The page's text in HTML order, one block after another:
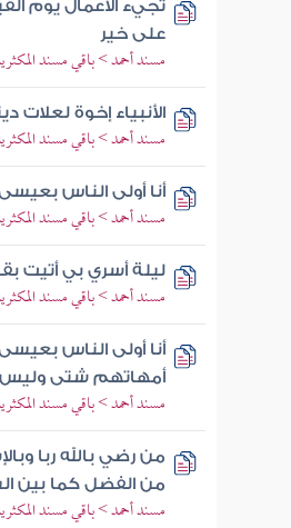
تجيء الأعمال يوم
على خير
مسند أحمد > باقي مسند
الأنبياء إخوة
مسند أحمد > باقي مسند
أنا أولى الناس
مسند أحمد > باقي مسند
ليلة أسري بي أتيت
مسند أحمد > باقي مسند
أنا أولى الناس بعيسى
أمهاتهم شتى وليس
مسند أحمد > باقي مسند
من رضي بالله ربا
من الفضل كما بين
مسند أحمد > باقي مسند